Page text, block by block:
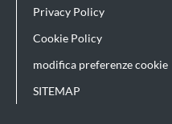
Privacy Policy
Cookie Policy
modifica preferenze cookie
SITEMAP